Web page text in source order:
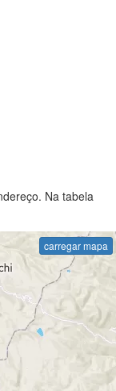
Na tabela
carregar mapa